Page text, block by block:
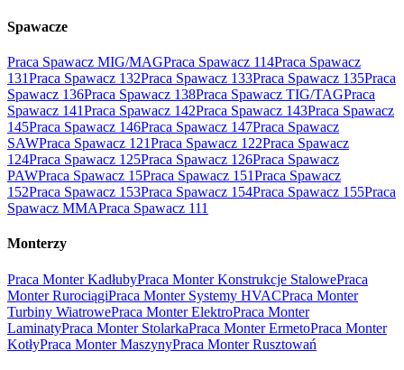
Spawacze
Praca Spawacz MIG/MAGPraca Spawacz 114Praca Spawacz
131Praca Spawacz 132Praca Spawacz 133Praca Spawacz 135Praca
Spawacz 136Praca Spawacz 138Praca Spawacz TIG/TAGPraca
Spawacz 141Praca Spawacz 142Praca Spawacz 143Praca Spawacz
145Praca Spawacz 146Praca Spawacz 147Praca Spawacz
SAWPraca Spawacz 121Praca Spawacz 122Praca Spawacz
124Praca Spawacz 125Praca Spawacz 126Praca Spawacz
PAWPraca Spawacz 15Praca Spawacz 151Praca Spawacz
152Praca Spawacz 153Praca Spawacz 154Praca Spawacz 155Praca
Spawacz MMAPraca Spawacz 111
Monterzy
Praca Monter KadłubyPraca Monter Konstrukcje StalowePraca
Monter RurociągiPraca Monter Systemy HVACPraca Monter
Turbiny WiatrowePraca Monter ElektroPraca Monter
LaminatyPraca Monter StolarkaPraca Monter ErmetoPraca Monter
KotłyPraca Monter MaszynyPraca Monter Rusztowań